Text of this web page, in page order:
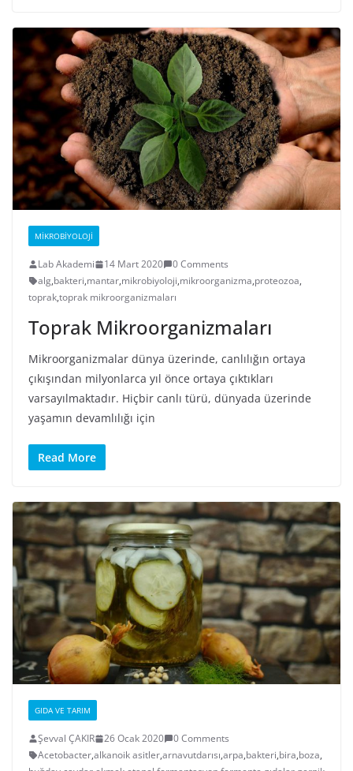
MIKROBIYOLOJI
Lab Akademi 14 Mart 2020
0 Comments
alg,bakteri,mantar,mikrobiyoloji,mikroorganizma,proteozoa,
toprak,toprak mikroorganizmaları
Toprak Mikroorganizmaları
Mikroorganizmalar dünya üzerinde, canlılığın ortaya
çıkışından milyonlarca yıl önce ortaya çıktıkları
varsayılmaktadır. Hiçbir canlı türü, dünyada üzerinde
yaşamın devamlılığı için
Read More
GIDA VE TARIM
Şevval ÇAKIR 26 Ocak 2020
0 Comments
Acetobacter,alkanoik asitler,arnavutdarısı,arpa,bakteri,bira,boza,